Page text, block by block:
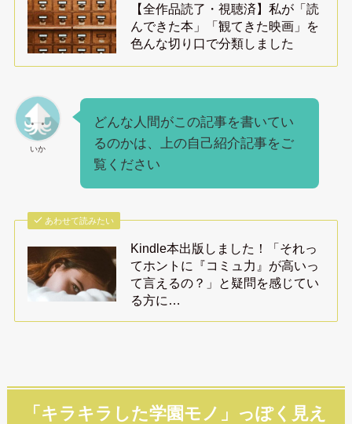
【全作品読了・視聴済】私が「読
んできた本」「観てきた映画」を
色んな切り口で分類しました
いか
どんな人間がこの記事を書いてい
るのかは、上の自己紹介記事をご
覧ください
あわせて読みたい
Kindle本出版しました！「それっ
てホントに『コミュ力』が高いっ
て言えるの？」と疑問を感じてい
る方に…
「キラキラした学園モノ」っぽく見え